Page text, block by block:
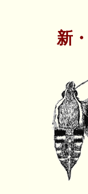
新